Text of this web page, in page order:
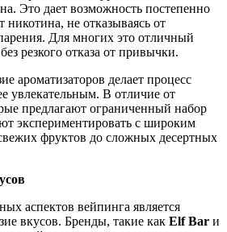
Это дает возможность постепенно
никотина, не отказываясь от
Для многих это отличный
резкого отказа от привычки.
ароматизаторов делает процесс
увлекательным. В отличие от
предлагают ограниченный набор
экспериментировать с широким
фруктов до сложных десертных
аспектов вейпинга является
вкусов. Бренды, такие как Elf Bar и